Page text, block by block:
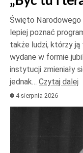
Święto Narodowego
lepiej poznać
także ludzi, którzy ją
wydane w formie
instytucji zmieniały
jednak… Czytaj dalej
4 sierpnia 2026